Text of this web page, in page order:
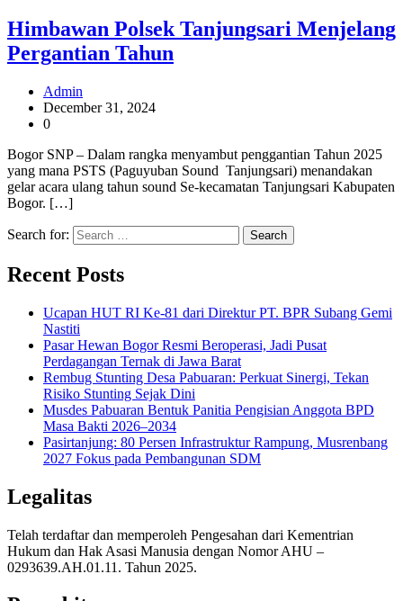
Himbawan Polsek Tanjungsari Menjelang
Pergantian Tahun
Admin
December 31, 2024
0
Bogor SNP – Dalam rangka menyambut penggantian Tahun 2025
yang mana PSTS (Paguyuban Sound Tanjungsari) menandakan
gelar acara ulang tahun sound Se-kecamatan Tanjungsari Kabupaten
Bogor. […]
Search for:
Recent Posts
Ucapan HUT RI Ke-81 dari Direktur PT. BPR Subang Gemi
Nastiti
Pasar Hewan Bogor Resmi Beroperasi, Jadi Pusat
Perdagangan Ternak di Jawa Barat
Rembug Stunting Desa Pabuaran: Perkuat Sinergi, Tekan
Risiko Stunting Sejak Dini
Musdes Pabuaran Bentuk Panitia Pengisian Anggota BPD
Masa Bakti 2026–2034
Pasirtanjung: 80 Persen Infrastruktur Rampung, Musrenbang
2027 Fokus pada Pembangunan SDM
Legalitas
Telah terdaftar dan memperoleh Pengesahan dari Kementrian
Hukum dan Hak Asasi Manusia dengan Nomor AHU –
0293639.AH.01.11. Tahun 2025.